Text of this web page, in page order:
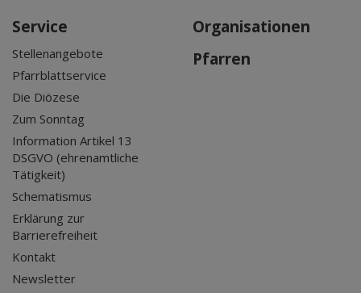
Service
Stellenangebote
Pfarrblattservice
Die Diözese
Zum Sonntag
Information Artikel 13
DSGVO (ehrenamtliche
Tätigkeit)
Schematismus
Erklärung zur
Barrierefreiheit
Kontakt
Newsletter
Organisationen
Pfarren